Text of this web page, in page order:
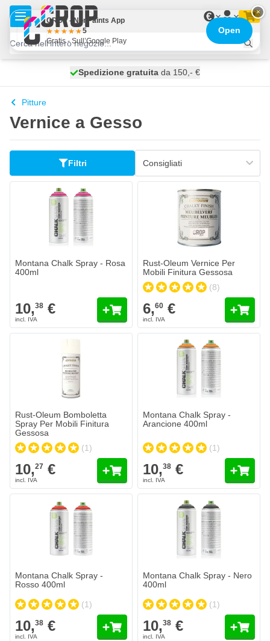
Salta al contenuto
€
spedito oggi
Spedizione gratuita da 150,- €
100 giorni
Pitture
Vernice a Gesso
Filtri
Montana Chalk Spray - Rosa
400ml
10,38 €
Spedito oggi
Contenuto
Colore
Rust-Oleum Vernice Per
Mobili Finitura Gessosa
(8)
6,60 €
Rust-Oleum Bomboletta Spray Per Mobili Finitura Gessosa
Spedito oggi
Aggiungi al Carrello
Rust-Oleum Bomboletta
Spray Per Mobili Finitura
Gessosa
(1)
10,27 €
Montana Chalk Spray -
Arancione 400ml
(1)
10,38 €
Montana Chalk Spray -
Rosso 400ml
(1)
10,38 €
Montana Chalk Spray - Nero
400ml
(1)
10,38 €
×
CROP - NonPaints App
5
Gratis - Sull’Google Play
Open